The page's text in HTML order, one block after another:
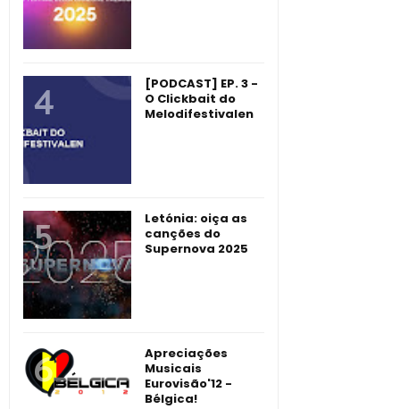
[PODCAST] EP. 3 -
O Clickbait do
Melodifestivalen
Letónia: oiça as
canções do
Supernova 2025
Apreciações
Musicais
Eurovisão'12 -
Bélgica!